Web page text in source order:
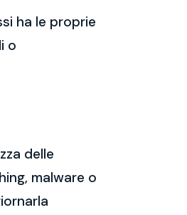
ha le proprie
o
delle
malware o